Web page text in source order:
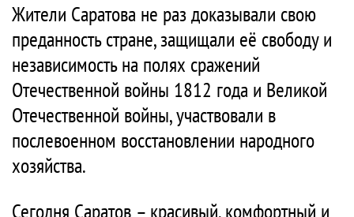
Жители Саратова не раз доказывали свою
преданность стране, защищали её свободу и
независимость на полях сражений
Отечественной войны 1812 года и Великой
Отечественной войны, участвовали в
послевоенном восстановлении народного
хозяйства.
Сегодня Саратов – красивый, комфортный и